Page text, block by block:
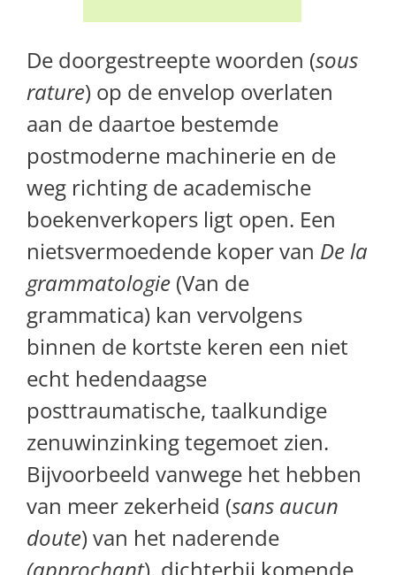
De doorgestreepte woorden (sous
rature) op de envelop overlaten
aan de daartoe bestemde
postmoderne machinerie en de
weg richting de academische
boekenverkopers ligt open. Een
nietsvermoedende koper van De la
grammatologie (Van de
grammatica) kan vervolgens
binnen de kortste keren een niet
echt hedendaagse
posttraumatische, taalkundige
zenuwinzinking tegemoet zien.
Bijvoorbeeld vanwege het hebben
van meer zekerheid (sans aucun
doute) van het naderende